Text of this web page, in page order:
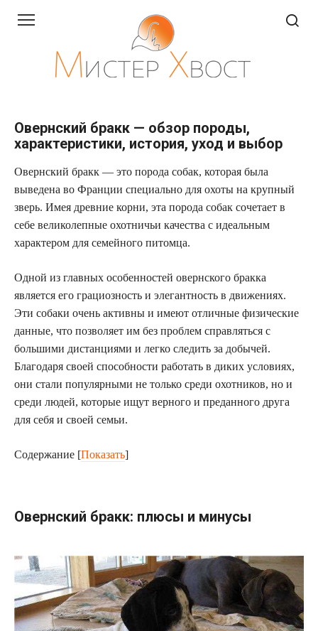
Овернский бракк — обзор породы,
характеристики, история, уход и выбор
Овернский бракк — это порода собак, которая была
выведена во Франции специально для охоты на крупный
зверь. Имея древние корни, эта порода собак сочетает в
себе великолепные охотничьи качества с идеальным
характером для семейного питомца.
Одной из главных особенностей овернского бракка
является его грациозность и элегантность в движениях.
Эти собаки очень активны и имеют отличные физические
данные, что позволяет им без проблем справляться с
большими дистанциями и легко следить за добычей.
Благодаря своей способности работать в диких условиях,
они стали популярными не только среди охотников, но и
среди людей, которые ищут верного и преданного друга
для себя и своей семьи.
Содержание [Показать]
Овернский бракк: плюсы и минусы